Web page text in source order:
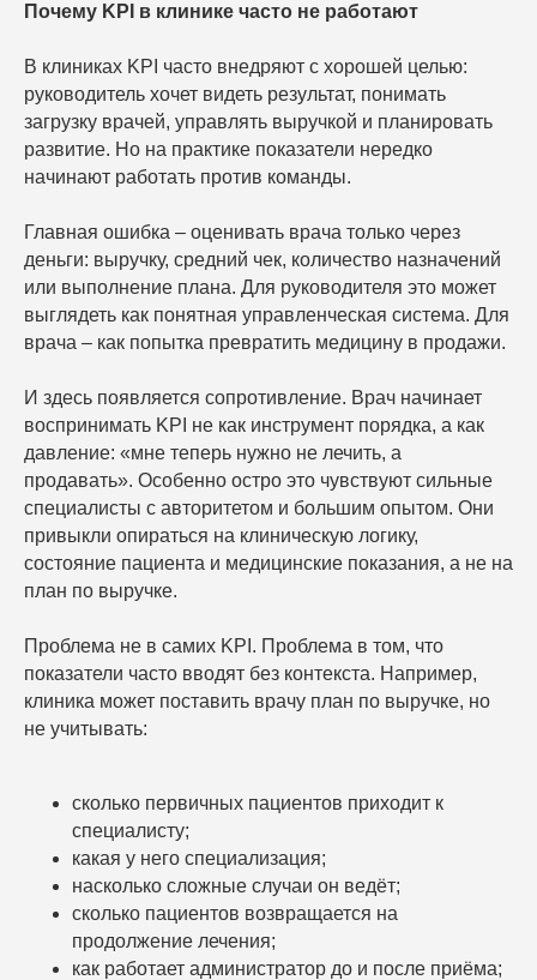
Почему KPI в клинике часто не работают
В клиниках KPI часто внедряют с хорошей целью:
руководитель хочет видеть результат, понимать
загрузку врачей, управлять выручкой и планировать
развитие. Но на практике показатели нередко
начинают работать против команды.
Главная ошибка – оценивать врача только через
деньги: выручку, средний чек, количество назначений
или выполнение плана. Для руководителя это может
выглядеть как понятная управленческая система. Для
врача – как попытка превратить медицину в продажи.
И здесь появляется сопротивление. Врач начинает
воспринимать KPI не как инструмент порядка, а как
давление: «мне теперь нужно не лечить, а
продавать». Особенно остро это чувствуют сильные
специалисты с авторитетом и большим опытом. Они
привыкли опираться на клиническую логику,
состояние пациента и медицинские показания, а не на
план по выручке.
Проблема не в самих KPI. Проблема в том, что
показатели часто вводят без контекста. Например,
клиника может поставить врачу план по выручке, но
не учитывать:
сколько первичных пациентов приходит к
специалисту;
какая у него специализация;
насколько сложные случаи он ведёт;
сколько пациентов возвращается на
продолжение лечения;
как работает администратор до и после приёма;